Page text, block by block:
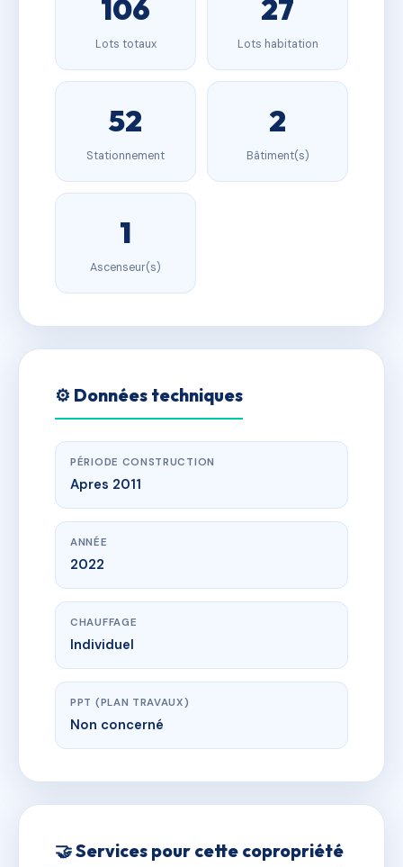
106
Lots totaux
27
Lots habitation
52
Stationnement
2
Bâtiment(s)
1
Ascenseur(s)
⚙️ Données techniques
PÉRIODE CONSTRUCTION
Apres 2011
ANNÉE
2022
CHAUFFAGE
Individuel
PPT (PLAN TRAVAUX)
Non concerné
🤝 Services pour cette copropriété